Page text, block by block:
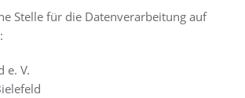
Stelle für die Datenverarbeitung auf
e. V.